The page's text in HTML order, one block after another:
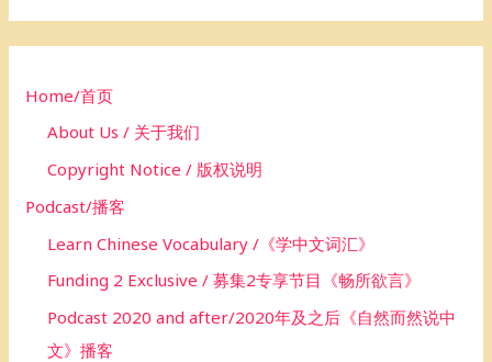
rHome/首页
About Us / 关于我们
Copyright Notice / 版权说明
Podcast/播客
Learn Chinese Vocabulary /《学中文词汇》
Funding 2 Exclusive / 募集2专享节目《畅所欲言》
Podcast 2020 and after/2020年及之后《自然而然说中
文》播客